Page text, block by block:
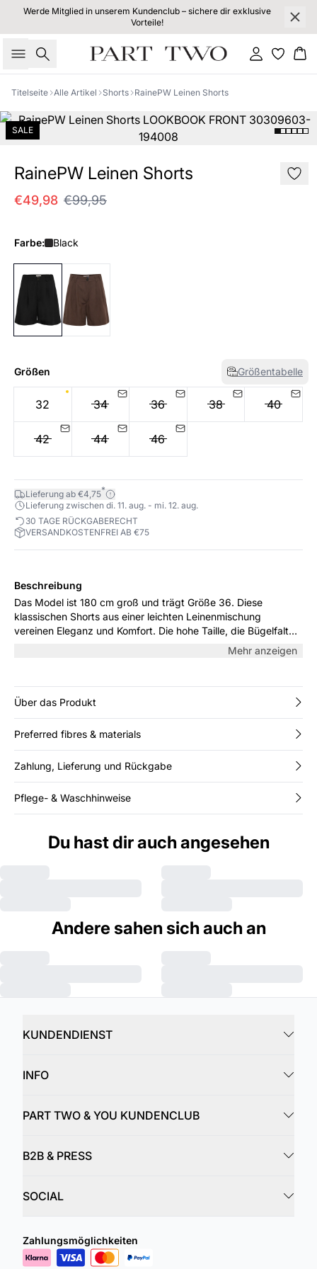
Werde Mitglied in unserem Kundenclub – sichere dir exklusive
Vorteile!
Suche Einloggen
Titelseite Alle Artikel Shorts RainePW Leinen Shorts
SALE
RainePW Leinen Shorts
€49,98 €99,95
Farbe: Black
Größen Größentabelle
32 34 36 38 40
42 44 46
Lieferung ab €4,75*
Lieferung zwischen di. 11. aug. - mi. 12. aug.
30 TAGE RÜCKGABERECHT
VERSANDKOSTENFREI AB €75
Beschreibung
Das Model ist 180 cm groß und trägt Größe 36. Diese
klassischen Shorts aus einer leichten Leinenmischung
vereinen Eleganz und Komfort. Die hohe Taille, die Bügelfalten
und die dezenten Seitentaschen sorgen für einen raffinierten
Look, während der Knopf- und Reißverschluss eine perfekte
formelle Sommeroutfits – kombinieren Sie sie mit einer Bluse
oder einem leichten Top.
Mehr anzeigen
Über das Produkt
Preferred fibres & materials
Zahlung, Lieferung und Rückgabe
Pflege- & Waschhinweise
Du hast dir auch angesehen
Andere sahen sich auch an
KUNDENDIENST
INFO
PART TWO & YOU KUNDENCLUB
B2B & PRESS
SOCIAL
Zahlungsmöglichkeiten